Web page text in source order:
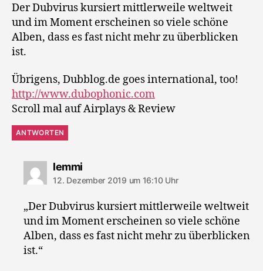
Der Dubvirus kursiert mittlerweile weltweit
und im Moment erscheinen so viele schöne
Alben, dass es fast nicht mehr zu überblicken
ist.
Übrigens, Dubblog.de goes international, too!
http://www.dubophonic.com
Scroll mal auf Airplays & Review
ANTWORTEN
lemmisagt:
12. Dezember 2019 um 16:10 Uhr
„Der Dubvirus kursiert mittlerweile weltweit
und im Moment erscheinen so viele schöne
Alben, dass es fast nicht mehr zu überblicken
ist.“